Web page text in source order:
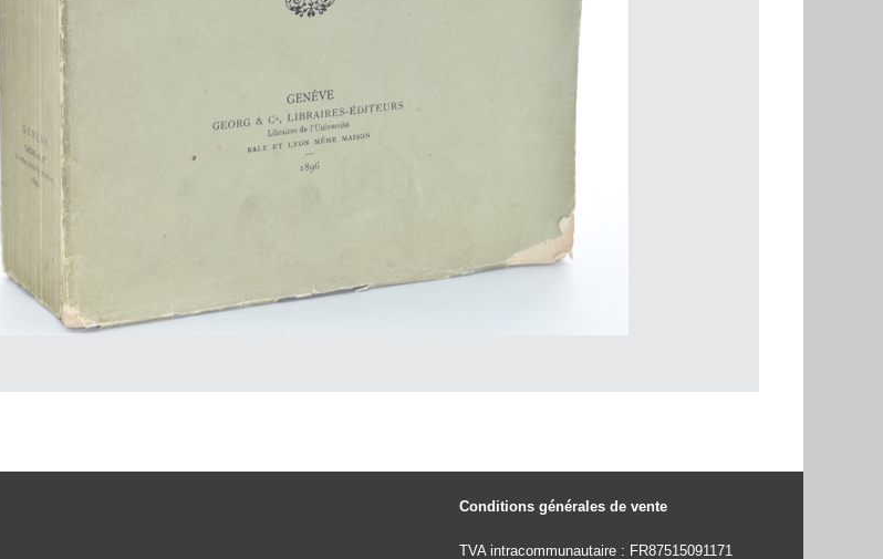
Conditions générales de vente
TVA intracommunautaire : FR87515091171